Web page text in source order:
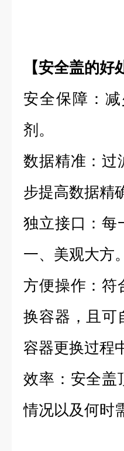
【安全盖的好
安全保障：
剂。
数据精准 ：过
步提高数据精
独立接口 ：每
一、美观大方。
方便操作：符
换容器，且可
容器更换过程
效率 ： 安全盖
情况以及何时